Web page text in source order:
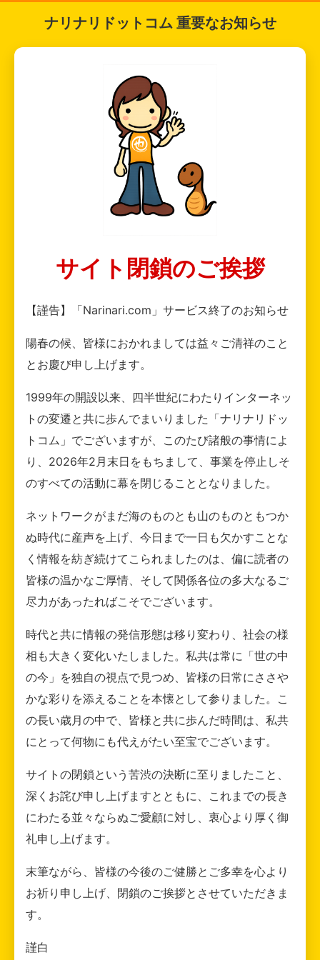
ナリナリドットコム 重要なお知らせ
サイト閉鎖のご挨拶
【謹告】「Narinari.com」サービス終了のお知らせ
陽春の候、皆様におかれましては益々ご清祥のこと
とお慶び申し上げます。
1999年の開設以来、四半世紀にわたりインターネッ
トの変遷と共に歩んでまいりました「ナリナリドッ
トコム」でございますが、このたび諸般の事情によ
り、2026年2月末日をもちまして、事業を停止しそ
のすべての活動に幕を閉じることとなりました。
ネットワークがまだ海のものとも山のものともつか
ぬ時代に産声を上げ、今日まで一日も欠かすことな
く情報を紡ぎ続けてこられましたのは、偏に読者の
皆様の温かなご厚情、そして関係各位の多大なるご
尽力があったればこそでございます。
時代と共に情報の発信形態は移り変わり、社会の様
相も大きく変化いたしました。私共は常に「世の中
の今」を独自の視点で見つめ、皆様の日常にささや
かな彩りを添えることを本懐として参りました。こ
の長い歳月の中で、皆様と共に歩んだ時間は、私共
にとって何物にも代えがたい至宝でございます。
サイトの閉鎖という苦渋の決断に至りましたこと、
深くお詫び申し上げますとともに、これまでの長き
にわたる並々ならぬご愛顧に対し、衷心より厚く御
礼申し上げます。
末筆ながら、皆様の今後のご健勝とご多幸を心より
お祈り申し上げ、閉鎖のご挨拶とさせていただきま
す。
謹白